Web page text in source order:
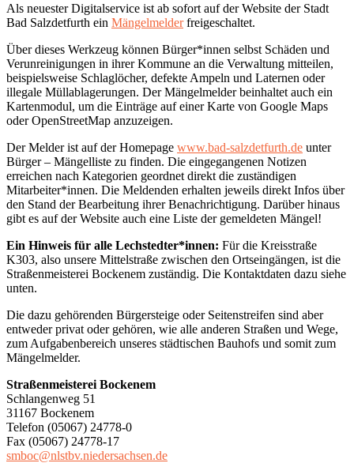
Als neuester Digitalservice ist ab sofort auf der Website der Stadt
Bad Salzdetfurth ein Mängelmelderfreigeschaltet.
Über dieses Werkzeug können Bürger*innen selbst Schäden und
Verunreinigungen in ihrer Kommune an die Verwaltung mitteilen,
beispielsweise Schlaglöcher, defekte Ampeln und Laternen oder
illegale Müllablagerungen. Der Mängelmelder beinhaltet auch ein
Kartenmodul, um die Einträge auf einer Karte von Google Maps
oder OpenStreetMap anzuzeigen.
Der Melder ist auf der Homepage www.bad-salzdetfurth.de unter
Bürger – Mängelliste zu finden. Die eingegangenen Notizen
erreichen nach Kategorien geordnet direkt die zuständigen
Mitarbeiter*innen. Die Meldenden erhalten jeweils direkt Infos über
den Stand der Bearbeitung ihrer Benachrichtigung. Darüber hinaus
gibt es auf der Website auch eine Liste der gemeldeten Mängel!
Ein Hinweis für alle Lechstedter*innen: Für die Kreisstraße
K303, also unsere Mittelstraße zwischen den Ortseingängen, ist die
Straßenmeisterei Bockenem zuständig. Die Kontaktdaten dazu siehe
unten.
Die dazu gehörenden Bürgersteige oder Seitenstreifen sind aber
entweder privat oder gehören, wie alle anderen Straßen und Wege,
zum Aufgabenbereich unseres städtischen Bauhofs und somit zum
Mängelmelder.
Straßenmeisterei Bockenem
Schlangenweg 51
31167 Bockenem
Telefon (05067) 24778-0
Fax (05067) 24778-17
smboc@nlstbv.niedersachsen.de